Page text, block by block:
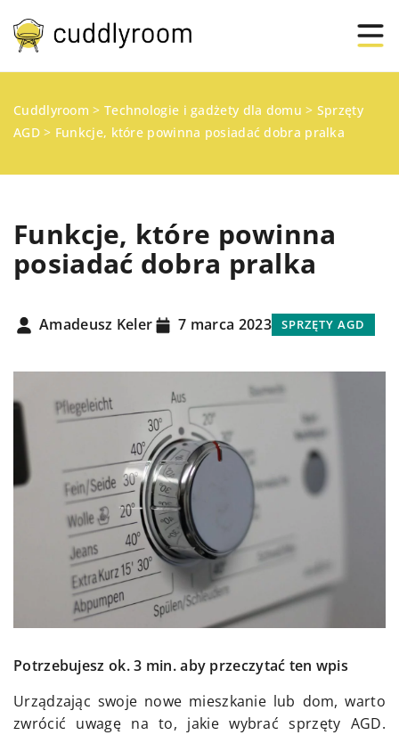
Cuddlyroom > Technologie i gadżety dla domu > Sprzęty
AGD> Funkcje, które powinna posiadać dobra pralka
Funkcje, które powinna
posiadać dobra pralka
Amadeusz Keler 7 marca 2023 SPRZĘTY AGD
Potrzebujesz ok. 3 min. aby przeczytać ten wpis
Urządzając swoje nowe mieszkanie lub dom, warto
zwrócić uwagę na to, jakie wybrać sprzęty AGD.